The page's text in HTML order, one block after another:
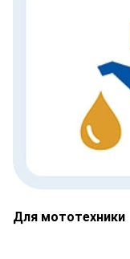
Для мототехники